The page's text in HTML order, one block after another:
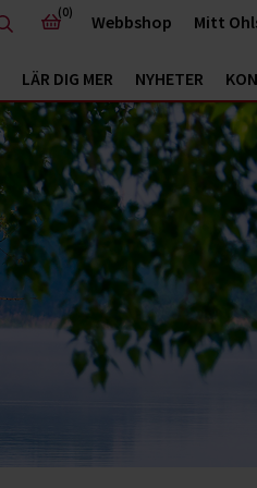
LÄR DIG MER NYHETER
(0) Webbshop Mitt